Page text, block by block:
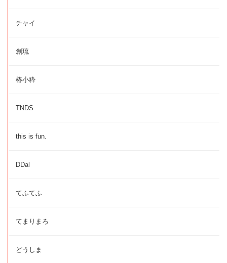
チャイ
創琉
椿小粋
TNDS
this is fun.
DDal
てふてふ
てまりまろ
どうしま